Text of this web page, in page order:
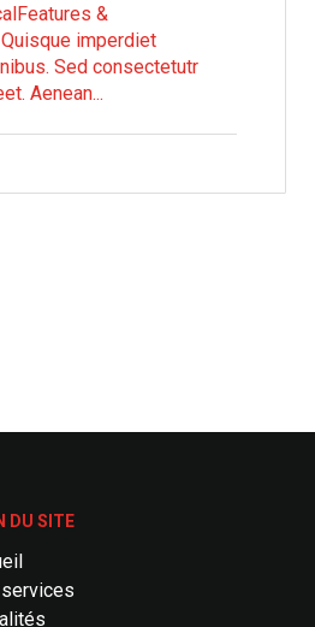
&
imperdiet
Sed consectetutr
Aenean...
DU SITE